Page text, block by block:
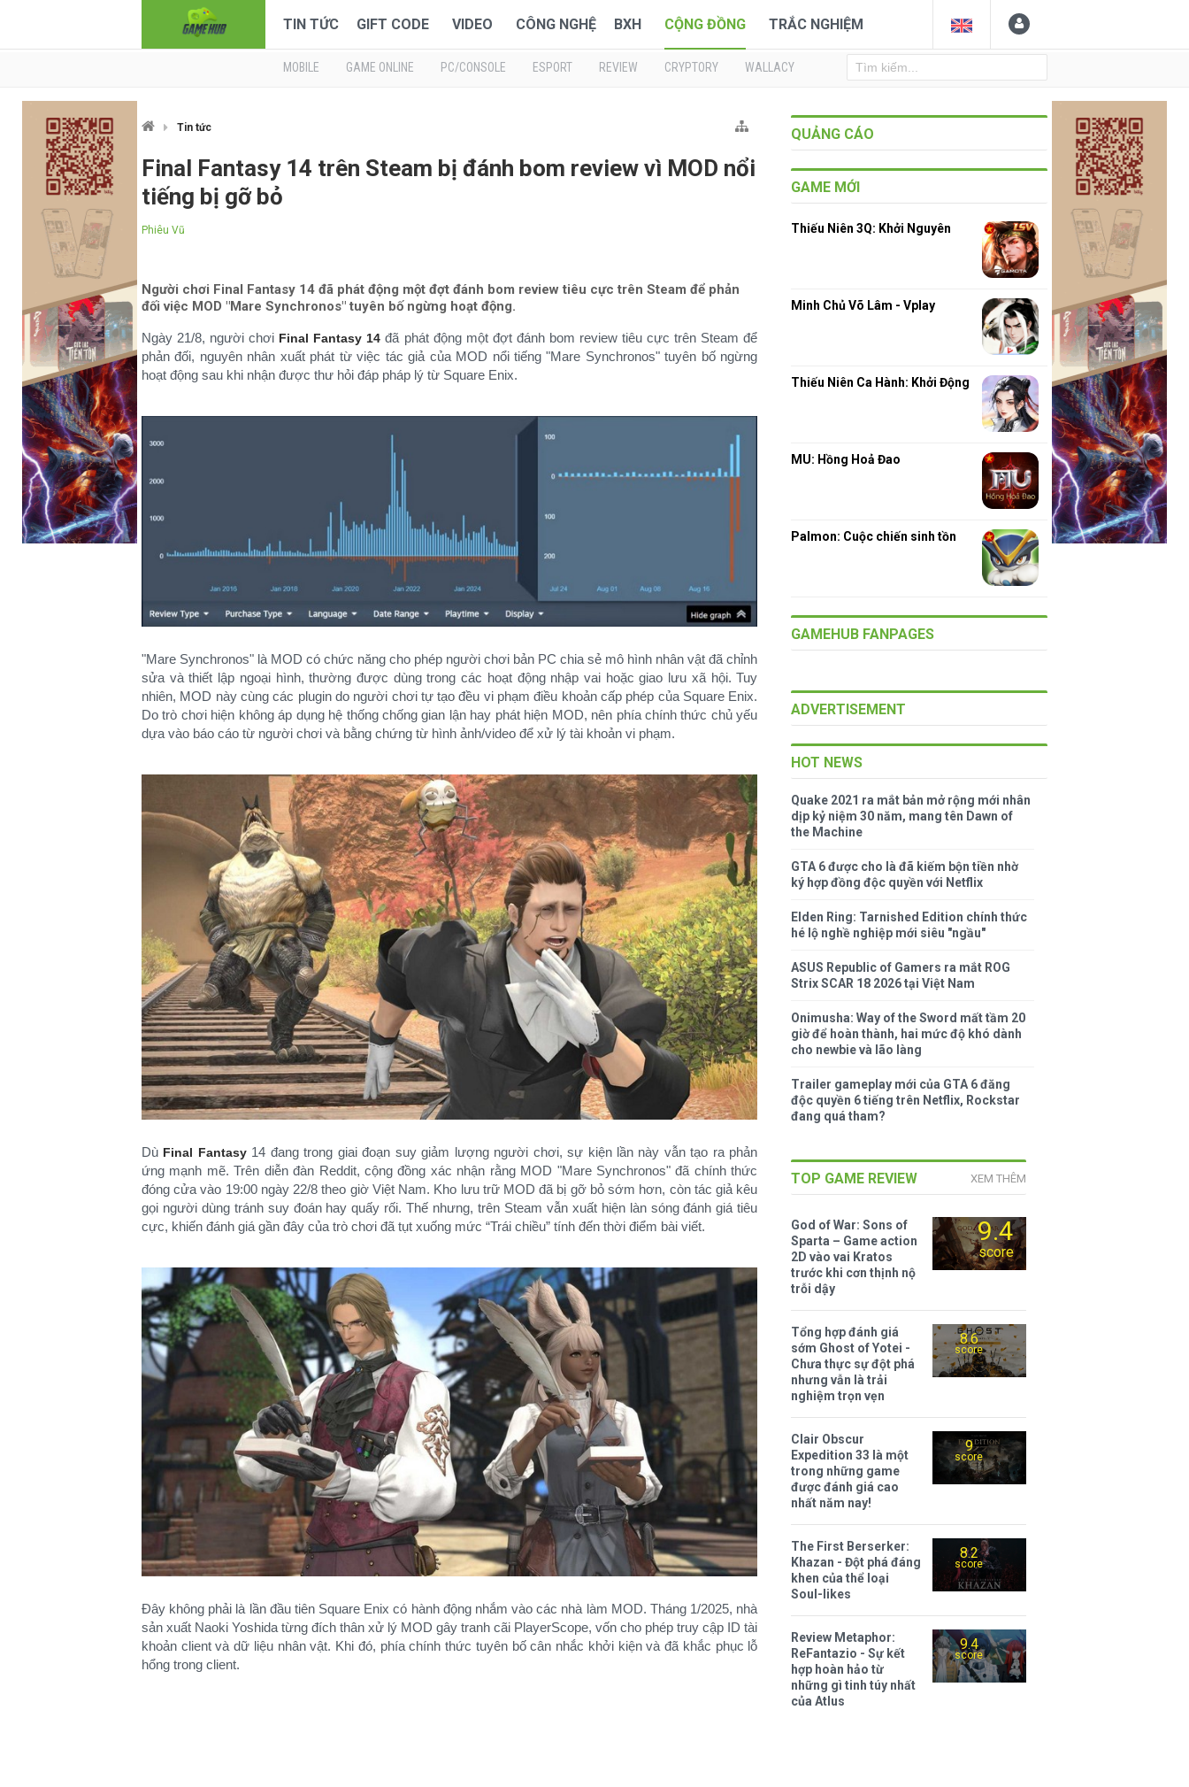
TIN TỨC GIFT CODE VIDEO CÔNG NGHỆ BXH CỘNG ĐỒNG TRẮC NGHIỆM
MOBILE GAME ONLINE PC/CONSOLE ESPORT REVIEW CRYPTORY WALLACY
Tin tức
Final Fantasy 14 trên Steam bị đánh bom review vì MOD nổi
tiếng bị gỡ bỏ
Phiêu Vũ
Người chơi Final Fantasy 14 đã phát động một đợt đánh bom review tiêu cực trên Steam để phản
đối việc MOD "Mare Synchronos" tuyên bố ngừng hoạt động.
Ngày 21/8, người chơi Final Fantasy 14 đã phát động một đợt đánh bom review tiêu cực trên Steam để
phản đối, nguyên nhân xuất phát từ việc tác giả của MOD nổi tiếng "Mare Synchronos" tuyên bố ngừng
hoạt động sau khi nhận được thư hỏi đáp pháp lý từ Square Enix.
"Mare Synchronos" là MOD có chức năng cho phép người chơi bản PC chia sẻ mô hình nhân vật đã chỉnh
sửa và thiết lập ngoại hình, thường được dùng trong các hoạt động nhập vai hoặc giao lưu xã hội. Tuy
nhiên, MOD này cùng các plugin do người chơi tự tạo đều vi phạm điều khoản cấp phép của Square Enix.
Do trò chơi hiện không áp dụng hệ thống chống gian lận hay phát hiện MOD, nên phía chính thức chủ yếu
dựa vào báo cáo từ người chơi và bằng chứng từ hình ảnh/video để xử lý tài khoản vi phạm.
Dù Final Fantasy14 đang trong giai đoạn suy giảm lượng người chơi, sự kiện lần này vẫn tạo ra phản
ứng mạnh mẽ. Trên diễn đàn Reddit, cộng đồng xác nhận rằng MOD "Mare Synchronos" đã chính thức
đóng cửa vào 19:00 ngày 22/8 theo giờ Việt Nam. Kho lưu trữ MOD đã bị gỡ bỏ sớm hơn, còn tác giả kêu
gọi người dùng tránh suy đoán hay quấy rối. Thế nhưng, trên Steam vẫn xuất hiện làn sóng đánh giá tiêu
cực, khiến đánh giá gần đây của trò chơi đã tụt xuống mức “Trái chiều” tính đến thời điểm bài viết.
Đây không phải là lần đầu tiên Square Enix có hành động nhắm vào các nhà làm MOD. Tháng 1/2025, nhà
sản xuất Naoki Yoshida từng đích thân xử lý MOD gây tranh cãi PlayerScope, vốn cho phép truy cập ID tài
khoản client và dữ liệu nhân vật. Khi đó, phía chính thức tuyên bố cân nhắc khởi kiện và đã khắc phục lỗ
hổng trong client.​
QUẢNG CÁO
GAME MỚI
Thiếu Niên 3Q: Khởi Nguyên
Minh Chủ Võ Lâm - Vplay
Thiếu Niên Ca Hành: Khởi Động
MU: Hồng Hoả Đao
Palmon: Cuộc chiến sinh tồn
GAMEHUB FANPAGES
ADVERTISEMENT
HOT NEWS
Quake 2021 ra mắt bản mở rộng mới nhân
dịp kỷ niệm 30 năm, mang tên Dawn of
the Machine
GTA 6 được cho là đã kiếm bộn tiền nhờ
ký hợp đồng độc quyền với Netflix
Elden Ring: Tarnished Edition chính thức
hé lộ nghề nghiệp mới siêu "ngầu"
ASUS Republic of Gamers ra mắt ROG
Strix SCAR 18 2026 tại Việt Nam
Onimusha: Way of the Sword mất tầm 20
giờ để hoàn thành, hai mức độ khó dành
cho newbie và lão làng
Trailer gameplay mới của GTA 6 đăng
độc quyền 6 tiếng trên Netflix, Rockstar
đang quá tham?
TOP GAME REVIEW XEM THÊM
9.4
score
God of War: Sons of
Sparta – Game action
2D vào vai Kratos
trước khi cơn thịnh nộ
trỗi dậy
8.6
score
Tổng hợp đánh giá
sớm Ghost of Yotei -
Chưa thực sự đột phá
nhưng vẫn là trải
nghiệm trọn vẹn
9
score
Clair Obscur
Expedition 33 là một
trong những game
được đánh giá cao
nhất năm nay!
8.2
score
The First Berserker:
Khazan - Đột phá đáng
khen của thể loại
Soul-likes
9.4
score
Review Metaphor:
ReFantazio - Sự kết
hợp hoàn hảo từ
những gì tinh túy nhất
của Atlus